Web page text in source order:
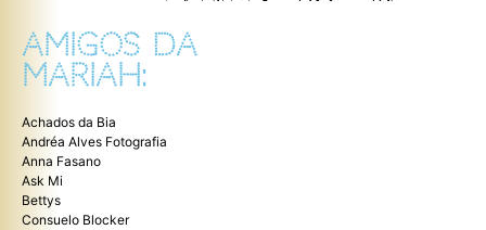
AMIGOS DA
MARIAH:
Achados da Bia
Andréa Alves Fotografia
Anna Fasano
Ask Mi
Bettys
Consuelo Blocker